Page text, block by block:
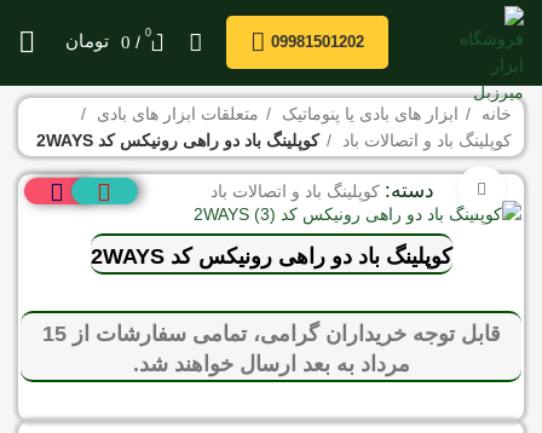
09981501202
0
/
0 تومان
خانه ابزار های بادی یا پنوماتیک
متعلقات ابزار های بادی
کوپلینگ باد و اتصالات باد
کوپلینگ باد دو راهی رونیکس کد 2WAYS
دسته: کوپلینگ باد و اتصالات باد
برای بزرگنمایی کلیک کنید
کوپلینگ باد دو راهی رونیکس کد 2WAYS
قابل توجه خریداران گرامی، تمامی سفارشات از 15
مرداد به بعد ارسال خواهند شد.